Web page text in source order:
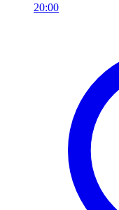
20:00